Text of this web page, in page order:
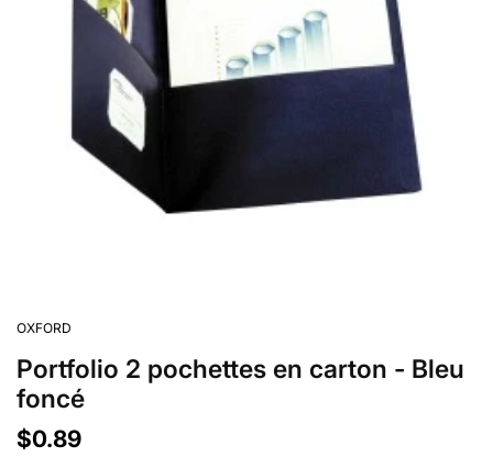
OXFORD
Portfolio 2 pochettes en carton - Bleu
foncé
$0.89